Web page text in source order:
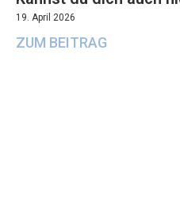
19. April 2026
ZUM BEITRAG